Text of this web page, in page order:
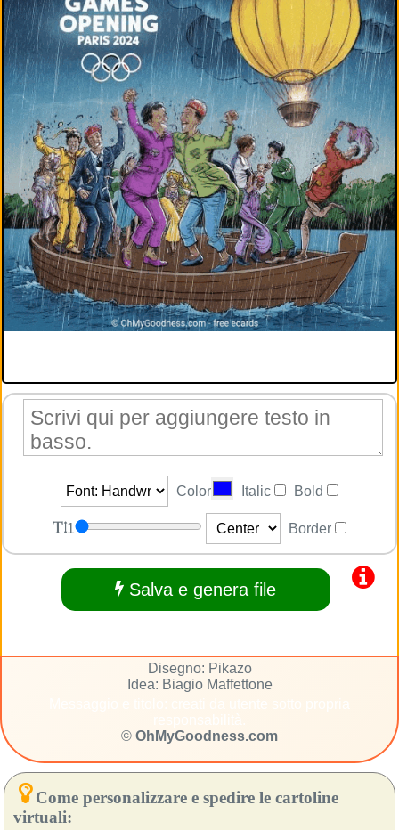
Color Italic Bold
1 Border
Salva e genera file
Disegno: Pikazo
Idea: Biagio Maffettone
© OhMyGoodness.com
Come personalizzare e spedire le cartoline
virtuali: